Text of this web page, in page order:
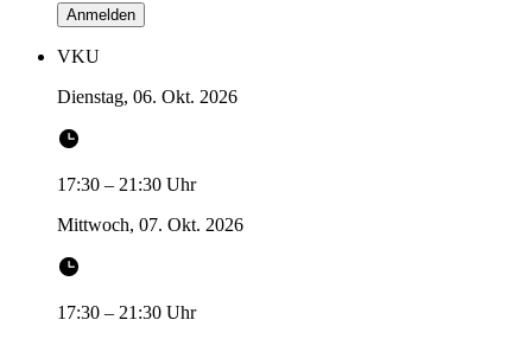
Anmelden
VKU
Dienstag, 06. Okt. 2026
17:30 – 21:30 Uhr
Mittwoch, 07. Okt. 2026
17:30 – 21:30 Uhr